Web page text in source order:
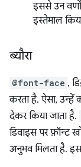
इससे उन
इस्तेमाल
ब्यौरा
@font-face ,
करता है. ऐसा, उन्हें
देकर किया जाता है.
डिवाइस पर फ़ॉन्ट
अनुभव मिलता है.